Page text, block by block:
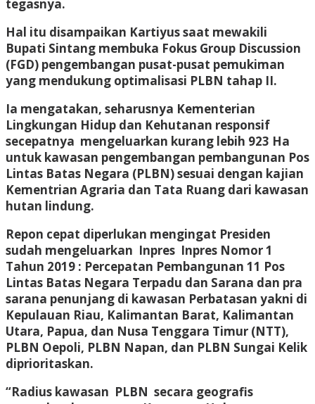
tegasnya.
Hal itu disampaikan Kartiyus saat mewakili
Bupati Sintang membuka Fokus Group Discussion
(FGD) pengembangan pusat-pusat pemukiman
yang mendukung optimalisasi PLBN tahap II.
Ia mengatakan, seharusnya Kementerian
Lingkungan Hidup dan Kehutanan responsif
secepatnya mengeluarkan kurang lebih 923 Ha
untuk kawasan pengembangan pembangunan Pos
Lintas Batas Negara (PLBN) sesuai dengan kajian
Kementrian Agraria dan Tata Ruang dari kawasan
hutan lindung.
Repon cepat diperlukan mengingat Presiden
sudah mengeluarkan Inpres Inpres Nomor 1
Tahun 2019 : Percepatan Pembangunan 11 Pos
Lintas Batas Negara Terpadu dan Sarana dan pra
sarana penunjang di kawasan Perbatasan yakni di
Kepulauan Riau, Kalimantan Barat, Kalimantan
Utara, Papua, dan Nusa Tenggara Timur (NTT),
PLBN Oepoli, PLBN Napan, dan PLBN Sungai Kelik
diprioritaskan.
“Radius kawasan PLBN secara geografis